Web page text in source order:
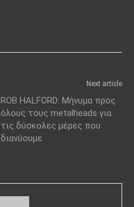
Next article
ROB HALFORD: Μήνυμα προς
όλους τους metalheads για
τις δύσκολες μέρες που
διανύουμε